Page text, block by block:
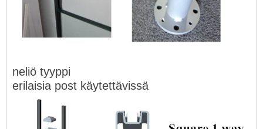
neliö tyyppi
erilaisia ​​post käytettävissä